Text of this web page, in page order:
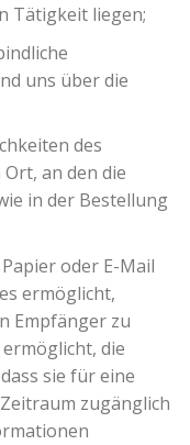
Tätigkeit liegen;
uns über die
des
an den die
in der Bestellung
oder E-Mail
ermöglicht,
Empfänger zu
die
sie für eine
zugänglich